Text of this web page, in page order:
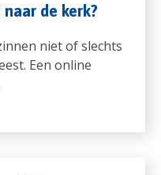
de kerk?
niet of slechts
Een online